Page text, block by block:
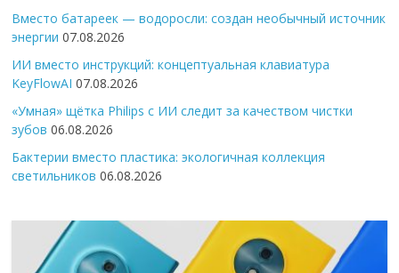
Вместо батареек — водоросли: создан необычный источник
энергии 07.08.2026
ИИ вместо инструкций: концептуальная клавиатура
KeyFlowAI 07.08.2026
«Умная» щётка Philips с ИИ следит за качеством чистки
зубов 06.08.2026
Бактерии вместо пластика: экологичная коллекция
светильников 06.08.2026